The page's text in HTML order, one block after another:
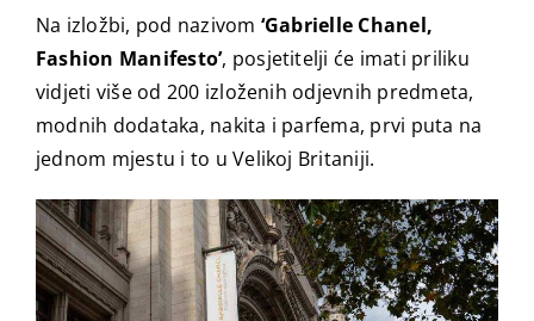
Na izložbi, pod nazivom ‘Gabrielle Chanel,
Fashion Manifesto’, posjetitelji će imati priliku
vidjeti više od 200 izloženih odjevnih predmeta,
modnih dodataka, nakita i parfema, prvi puta na
jednom mjestu i to u Velikoj Britaniji.